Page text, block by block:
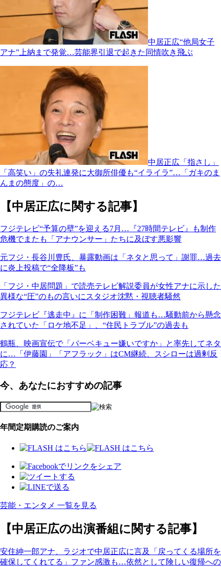
中居正広“他局女子
アナ”上納まで発覚…芸能界引退で起きた同情吹き飛ぶ
中居正広「指さし」
「高笑い」の失礼連発に大御所俳優も“イライラ”…「ガキのま
んまの態度」の…
【中居正広に関する記事】
フジテレビ“予算の壁”を迎える7月…『27時間テレビ』も制作
危機でまたも「アナウンサー」たちに及ぼす悪影響
元フジ・長谷川豊氏、暴露動画は「ネタと思って」謝罪…過去
に炎上投稿で“全降板”も
「フジ・中居問題」で読売テレビ解説委員が女性アナに示した
異様な“圧”のもの言いにスタジオ沈黙・視聴者騒然
フジテレビ『逃走中』に「制作困難」報道も…騒動前から懸念
されていた「ロケ地不足」、“住民トラブル”の過去も
鶴瓶、映画宣伝で「バーベキュー嫌いですか」と率先してネタ
に…「伊藤園」「アフラック」はCM継続、スシローは過剰反
応？
今、あなたにおすすめの記事
年間定期購読のご案内
芸能・エンタメ 一覧を見る
【中居正広の出演番組に関する記事】
安住紳一郎アナ、ラジオで中居正広に言及「戻ってくる場所を
確保してくれてる」ファン感激も…依然として険しい復帰への